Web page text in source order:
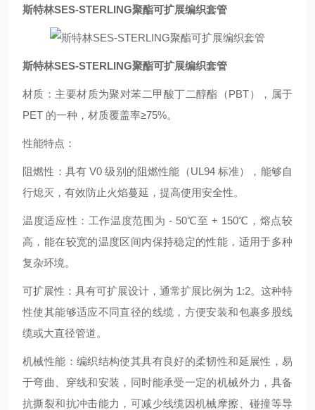
斯特林SES-STERLING聚酯可扩展编织套管
斯特林SES-STERLING聚酯可扩展编织套管
材质：主要材质为聚对苯二甲酸丁二醇酯（PBT），属于
PET 的一种，材质覆盖率≥75%。
性能特点：
阻燃性：具有 V0 级别的阻燃性能（UL94 标准），能够自
行熄灭，有效防止火焰蔓延，提高使用安全性。
温度适应性：工作温度范围为 - 50℃至 + 150℃，熔点较
高，能在较宽的温度区间内保持稳定的性能，适用于多种
复杂环境。
可扩展性：具有可扩展设计，通常扩展比例为 1:2。这种特
性使其能够适应不同直径的线缆，方便安装和包裹多股线
缆或大直径管道。
机械性能：编织结构使其具有良好的柔韧性和延展性，易
于弯曲、穿线和安装，同时能承受一定的机械外力，具备
抗撕裂和抗冲击能力，可减少线缆因机械摩擦、碰撞等导